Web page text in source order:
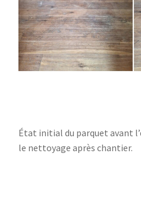
État initial du parquet avant
le nettoyage après chantier.